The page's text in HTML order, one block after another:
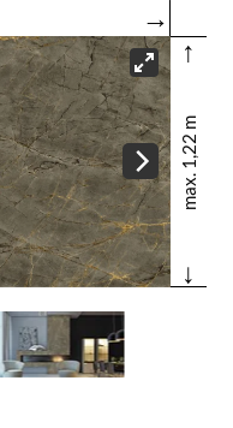
→
↑
max. 1,22 m
↓